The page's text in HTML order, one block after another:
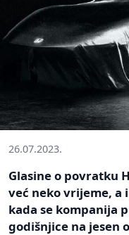
26.07.2023.
Glasine o povratku
već neko vrijeme, a
kada se kompanija
godišnjice na jesen